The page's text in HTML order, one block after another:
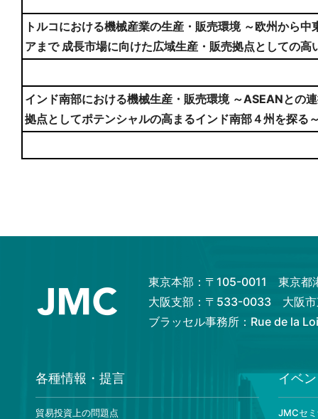
トルコにおける機械産業の生産・販売環境 ～欧州から
アまで 成長市場に向けた広域生産・販売拠点としての高
インド南部における機械生産・販売環境 ～ASEANとの
拠点としてポテンシャルの高まるインド南部４州を探る
東京本部：〒105-0011 東京都
大阪支部：〒533-0033 大阪市
ブラッセル事務所：Rue de la
各種情報・提言
貿易投資上の問題点
イベ
JMCセ